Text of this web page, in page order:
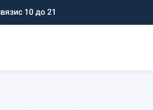
с 10 до 21